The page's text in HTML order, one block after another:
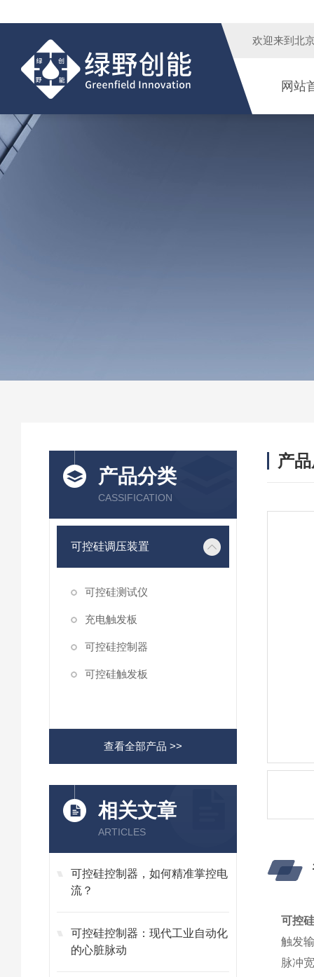
欢迎来到 北
网站
产品分类
CASSIFICATION
可控硅调压装置
可控硅测试仪
充电触发板
可控硅控制器
可控硅触发板
查看全部产品 >>
相关文章
ARTICLES
可控硅控制器，如何精准掌控电
流？
可控硅控制器：现代工业自动化
的心脏脉动
产
可控
触发
脉冲